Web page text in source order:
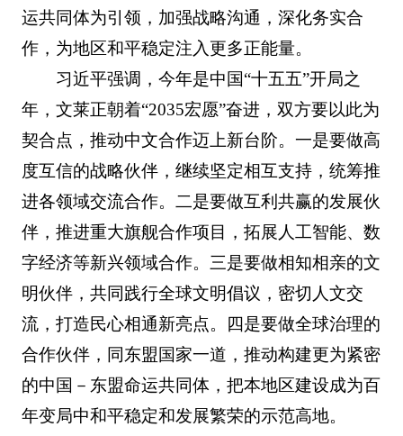
运共同体为引领，加强战略沟通，深化务实合
作，为地区和平稳定注入更多正能量。
习近平强调，今年是中国“十五五”开局之
年，文莱正朝着“2035宏愿”奋进，双方要以此为
契合点，推动中文合作迈上新台阶。一是要做高
度互信的战略伙伴，继续坚定相互支持，统筹推
进各领域交流合作。二是要做互利共赢的发展伙
伴，推进重大旗舰合作项目，拓展人工智能、数
字经济等新兴领域合作。三是要做相知相亲的文
明伙伴，共同践行全球文明倡议，密切人文交
流，打造民心相通新亮点。四是要做全球治理的
合作伙伴，同东盟国家一道，推动构建更为紧密
的中国－东盟命运共同体，把本地区建设成为百
年变局中和平稳定和发展繁荣的示范高地。